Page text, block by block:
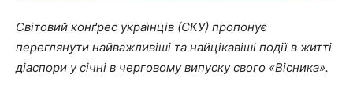
Свiтовий конґрес українців (СКУ) пропонує
переглянути найважливіші та найцікавіші події в житті
діаспори у січні в черговому випуску свого «Вісника».